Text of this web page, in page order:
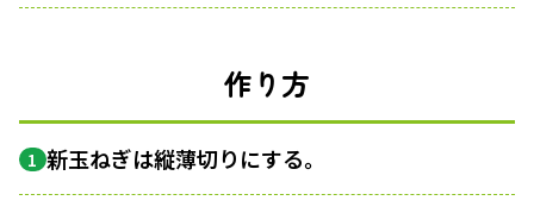
作り方
1 新玉ねぎは縦薄切りにする。